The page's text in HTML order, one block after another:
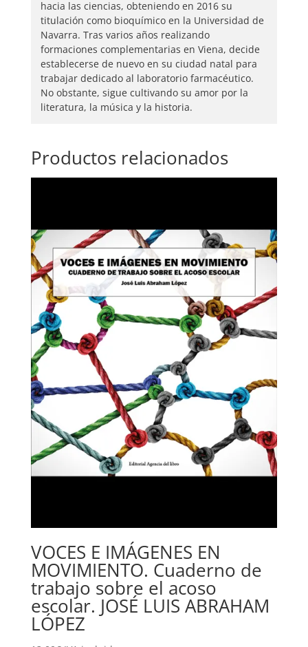
hacia las ciencias, obteniendo en 2016 su
titulación como bioquímico en la Universidad de
Navarra. Tras varios años realizando
formaciones complementarias en Viena, decide
establecerse de nuevo en su ciudad natal para
trabajar dedicado al laboratorio farmacéutico.
No obstante, sigue cultivando su amor por la
literatura, la música y la historia.
Productos relacionados
VOCES E IMÁGENES EN
MOVIMIENTO. Cuaderno de
trabajo sobre el acoso
escolar. JOSÉ LUIS ABRAHAM
LÓPEZ